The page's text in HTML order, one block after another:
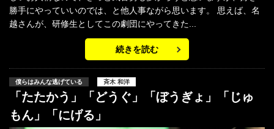
勝手にやっていいのでは、と他人事ながら思います。 思えば、名
越さんが、研修生としてこの劇団にやってきた...
続きを読む
僕らはみんな逃げている 斉木 和洋
「たたかう」「どうぐ」「ぼうぎょ」「じゅ
もん」「にげる」